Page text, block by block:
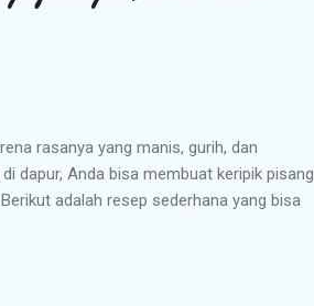
rasanya yang manis, gurih, dan
dapur, Anda bisa membuat keripik pisang
adalah resep sederhana yang bisa